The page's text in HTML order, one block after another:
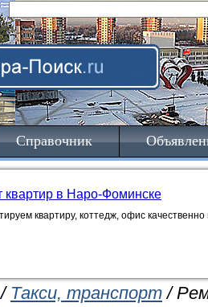
Справочник
квартир в Наро-Фоминске
квартиру, коттедж, офис качественно
/ Такси, транспорт /